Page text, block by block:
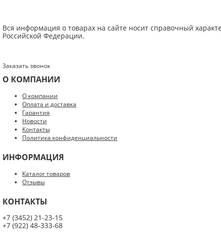
Введите код с картинки:
Я даю согласие на обработку моих персональных данных
Нажатием на кнопку «Опубликовать» я даю свое согласие на обработку
Вся информация о товарах на сайте носит справочный
Российской Федерации.
Заказать звонок
О КОМПАНИИ
О компании
Оплата и доставка
Гарантия
Новости
Контакты
Политика конфиденциальности
ИНФОРМАЦИЯ
Каталог товаров
Отзывы
КОНТАКТЫ
+7 (3452) 21-23-15
+7 (922) 48-333-68